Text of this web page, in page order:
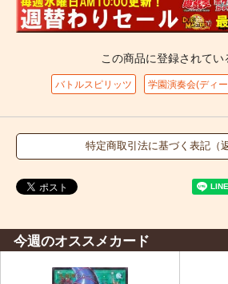
この商品に登録されてい
バトルスピリッツ 学園演奏会(ディ
特定商取引法に基づく表記（
今週のオススメカード